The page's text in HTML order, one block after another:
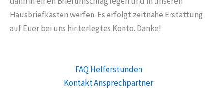
Hausbriefkasten werfen. Es erfolgt zeitnahe Erstattung
auf Euer bei uns hinterlegtes Konto. Danke!
FAQ Helferstunden
Kontakt Ansprechpartner